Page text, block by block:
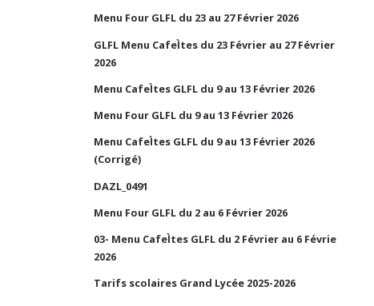
Menu Four GLFL du 23 au 27 Février 2026
GLFL Menu CafeÌtes du 23 Février au 27 Février
2026
Menu CafeÌtes GLFL du 9 au 13 Février 2026
Menu Four GLFL du 9 au 13 Février 2026
Menu CafeÌtes GLFL du 9 au 13 Février 2026
(Corrigé)
DAZL_0491
Menu Four GLFL du 2 au 6 Février 2026
03- Menu CafeÌtes GLFL du 2 Février au 6 Févrie
2026
Tarifs scolaires Grand Lycée 2025-2026